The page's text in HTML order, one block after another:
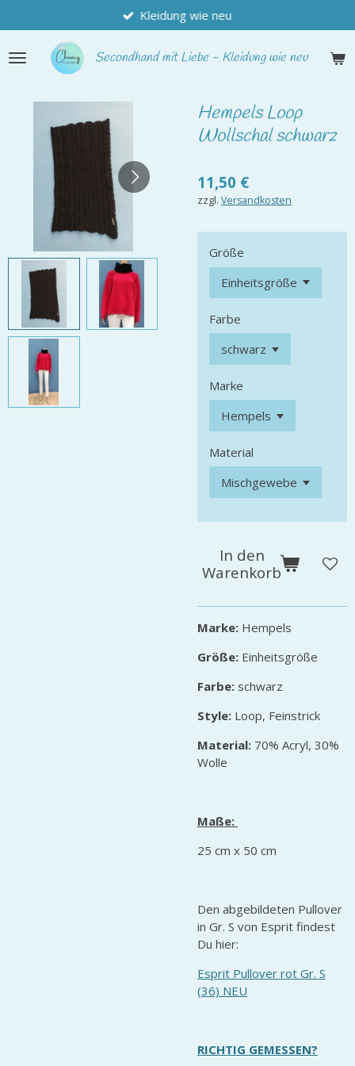
Hauptinhalt
springen
Secondhandmit Liebe - Kleidung wie neu
Kleidung wie neu
Hempels Loop
Wollschal schwarz
11,50 €
zzgl. Versandkosten
Größe
Farbe
Marke
Material
In den
Warenkorb
Marke: Hempels
Größe: Einheitsgröße
Farbe: schwarz
Style: Loop, Feinstrick
Material: 70% Acryl, 30%
Wolle
Maße:
25 cm x 50 cm
Den abgebildeten Pullover
in Gr. S von Esprit findest
Du hier:
Esprit Pullover rot Gr. S
(36) NEU
RICHTIG GEMESSEN?